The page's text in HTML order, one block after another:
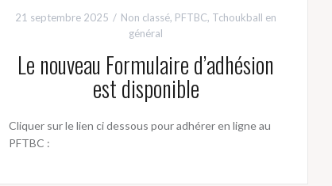
21 septembre 2025 Non classé, PFTBC, Tchoukball en
général
Le nouveau Formulaire d’adhésion
est disponible
Cliquer sur le lien ci dessous pour adhérer en ligne au
PFTBC :